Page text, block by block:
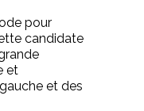
pour
candidate
et
et des